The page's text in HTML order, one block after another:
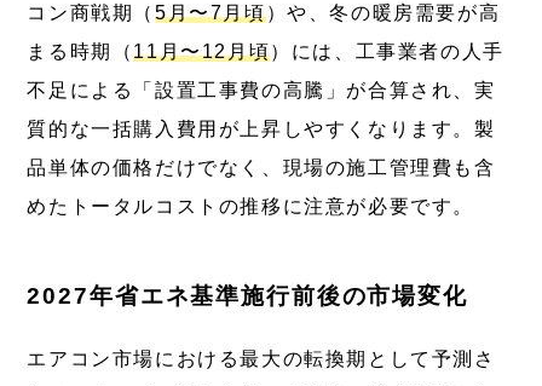
コン商戦期（5月〜7月頃）や、冬の暖房需要が高
まる時期（11月〜12月頃）には、工事業者の人手
不足による「設置工事費の高騰」が合算され、実
質的な一括購入費用が上昇しやすくなります。製
品単体の価格だけでなく、現場の施工管理費も含
めたトータルコストの推移に注意が必要です。
2027年省エネ基準施行前後の市場変化
エアコン市場における最大の転換期として予測さ